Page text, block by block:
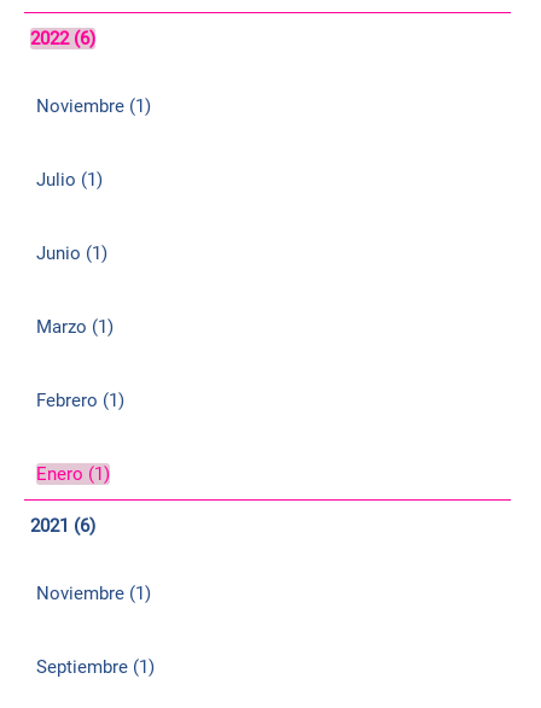
2022 (6)
Noviembre (1)
Julio (1)
Junio (1)
Marzo (1)
Febrero (1)
Enero (1)
2021 (6)
Noviembre (1)
Septiembre (1)